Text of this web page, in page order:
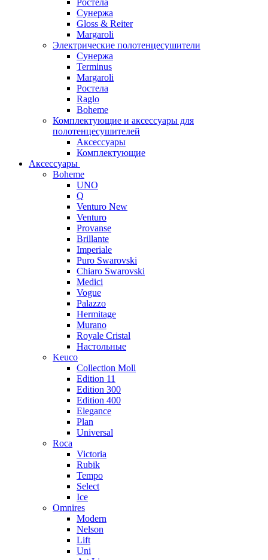
Ростела
Сунержа
Gloss & Reiter
Margaroli
Электрические полотенцесушители
Сунержа
Terminus
Margaroli
Ростела
Raglo
Boheme
Комплектующие и аксессуары для
полотенцесушителей
Аксессуары
Комплектующие
Аксессуары
Boheme
UNO
Q
Venturo New
Venturo
Provanse
Brillante
Imperiale
Puro Swarovski
Chiaro Swarovski
Medici
Vogue
Palazzo
Hermitage
Murano
Royale Cristal
Настольные
Keuco
Collection Moll
Edition 11
Edition 300
Edition 400
Elegance
Plan
Universal
Roca
Victoria
Rubik
Tempo
Select
Ice
Omnires
Modern
Nelson
Lift
Uni